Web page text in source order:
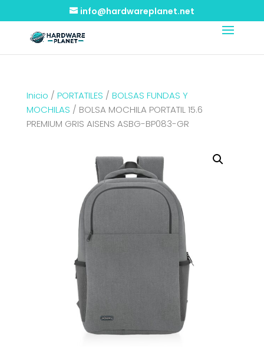
info@hardwareplanet.net
Inicio / PORTATILES / BOLSAS FUNDAS Y
MOCHILAS / BOLSA MOCHILA PORTATIL 15.6
PREMIUM GRIS AISENS ASBG-BP083-GR